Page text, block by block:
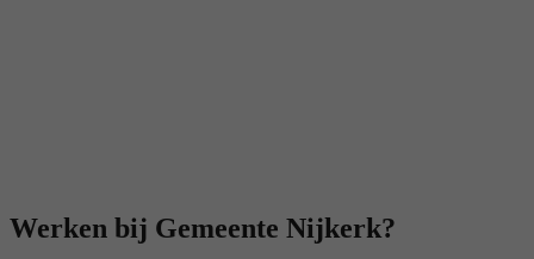
Werken bij Gemeente Nijkerk?